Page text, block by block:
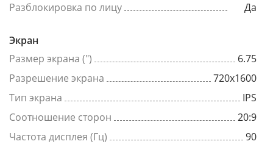
Разблокировка по лицу
Да
Экран
Размер экрана (")
6.75
Разрешение экрана
720x1600
Тип экрана
IPS
Соотношение сторон
20:9
Частота дисплея (Гц)
90